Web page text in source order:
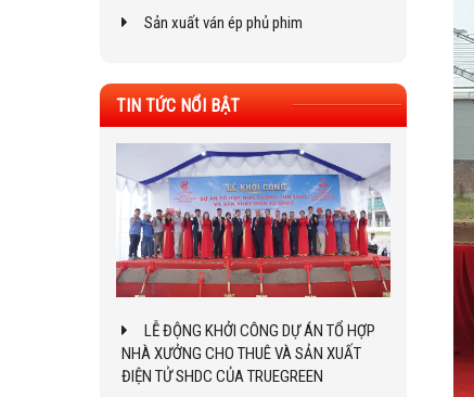
Sản xuất ván ép phủ phim
TIN TỨC NỔI BẬT
LỄ ĐỘNG KHỞI CÔNG DỰ ÁN TỔ HỢP
NHÀ XƯỞNG CHO THUÊ VÀ SẢN XUẤT
ĐIỆN TỬ SHDC CỦA TRUEGREEN